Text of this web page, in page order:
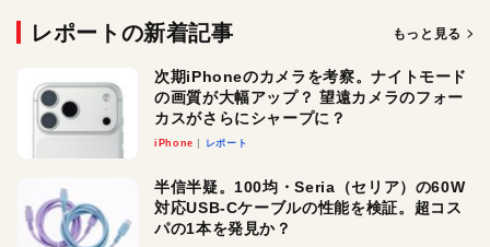
レポートの新着記事 もっと見る
次期iPhoneのカメラを考察。ナイトモード
の画質が大幅アップ？ 望遠カメラのフォー
カスがさらにシャープに？
iPhone レポート
半信半疑。100均・Seria（セリア）の60W
対応USB-Cケーブルの性能を検証。超コス
パの1本を発見か？